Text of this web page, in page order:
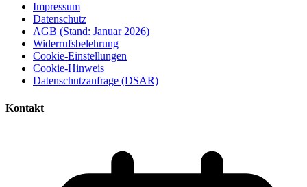
Impressum
Datenschutz
AGB (Stand: Januar 2026)
Widerrufsbelehrung
Cookie-Einstellungen
Cookie-Hinweis
Datenschutzanfrage (DSAR)
Kontakt